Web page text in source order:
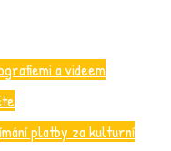
a videem
platby za kulturní